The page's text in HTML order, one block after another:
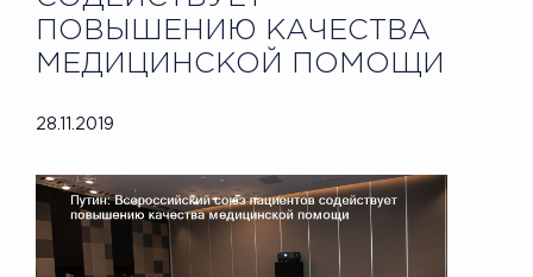
ПОВЫШЕНИЮ КАЧЕСТВА
МЕДИЦИНСКОЙ ПОМОЩИ
28.11.2019